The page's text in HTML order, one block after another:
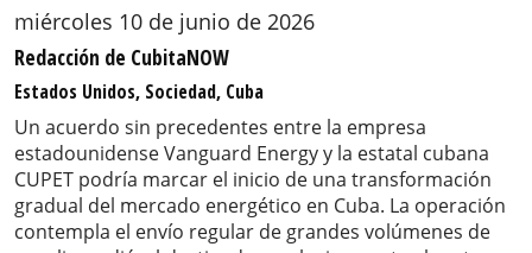
miércoles 10 de junio de 2026
Redacción de CubitaNOW
Estados Unidos, Sociedad, Cuba
Un acuerdo sin precedentes entre la empresa
estadounidense Vanguard Energy y la estatal cubana
CUPET podría marcar el inicio de una transformación
gradual del mercado energético en Cuba. La operación
contempla el envío regular de grandes volúmenes de